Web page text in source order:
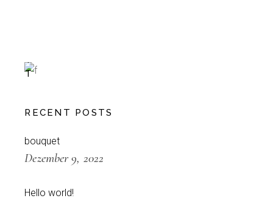
T
T
E
-30%
RECENT POSTS
bouquet
Dezember 9, 2022
Hello world!